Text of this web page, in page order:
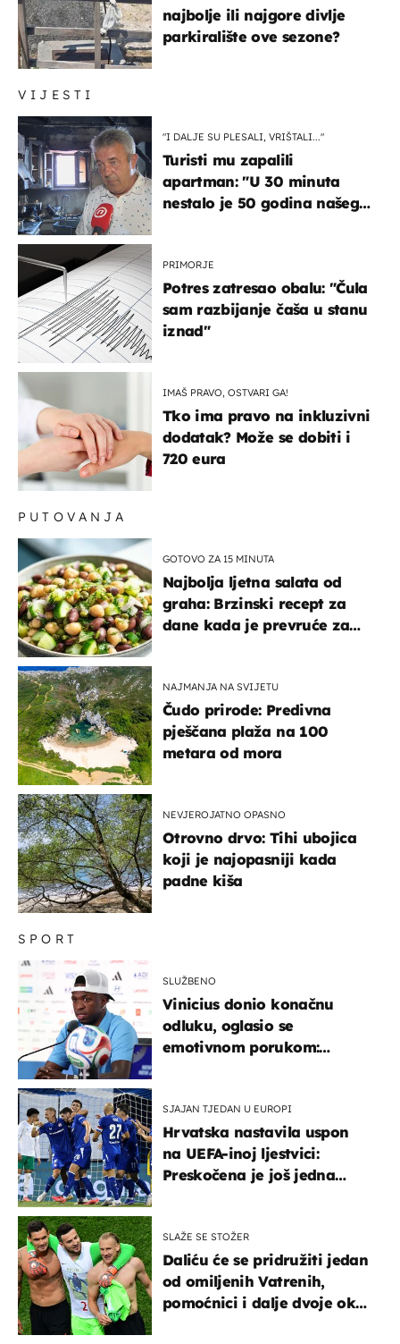
VIJESTI
"I DALJE SU PLESALI, VRIŠTALI..."
Turisti mu zapalili
apartman: "U 30 minuta
nestalo je 50 godina našeg
PRIMORJE
Potres zatresao obalu: "Čula
sam razbijanje čaša u stanu
iznad"
IMAŠ PRAVO, OSTVARI GA!
Tko ima pravo na inkluzivni
dodatak? Može se dobiti i
720 eura
najbolje ili najgore divlje
parkiralište ove sezone?
SPORT
SLUŽBENO
Vinicius donio konačnu
odluku, oglasio se
emotivnom porukom:
SJAJAN TJEDAN U EUROPI
Hrvatska nastavila uspon
na UEFA-inoj ljestvici:
Preskočena je još jedna
SLAŽE SE STOŽER
Daliću će se pridružiti jedan
od omiljenih Vatrenih,
pomoćnici i dalje dvoje oko
PUTOVANJA
GOTOVO ZA 15 MINUTA
Najbolja ljetna salata od
graha: Brzinski recept za
dane kada je prevruće za
NAJMANJA NA SVIJETU
Čudo prirode: Predivna
pješčana plaža na 100
metara od mora
NEVJEROJATNO OPASNO
Otrovno drvo: Tihi ubojica
koji je najopasniji kada
padne kiša